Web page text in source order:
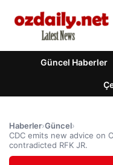
Güncel Haberler
Haberler›Güncel›
CDC emits new advice on
contradicted RFK JR.